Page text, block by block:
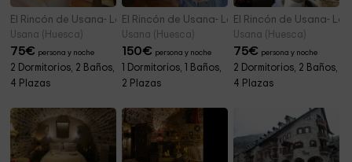
El Rincón de Usana- La Buhardilla del Ático
Usana (Huesca)
75€ persona y noche
2 Dormitorios, 2 Baños,
4 Plazas
El Rincón de Usana- La Cabaña
Usana (Huesca)
150€ persona y noche
1 Dormitorios, 1 Baños,
2 Plazas
El Rincón de Usana-
Usana (Huesca)
75€ persona y noche
2 Dormitorios, 2 Baños,
4 Plazas